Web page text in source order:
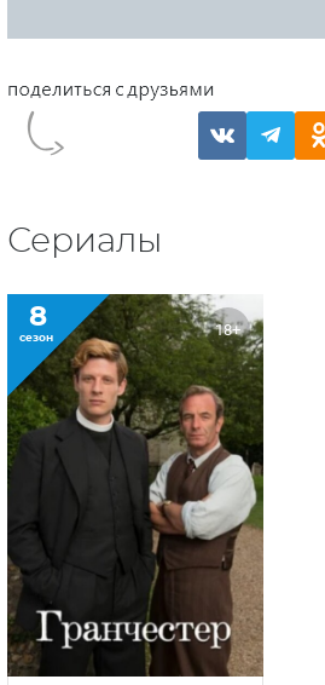
Сериалы
8
сезон 18+